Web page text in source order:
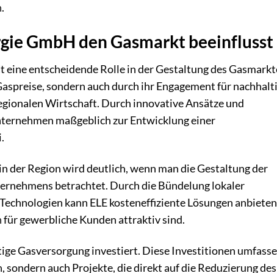
GmbH den Gasmarkt beeinflusst
eine entscheidende Rolle in der Gestaltung des
sondern auch durch ihr Engagement für
Wirtschaft. Durch innovative Ansätze und
maßgeblich zur Entwicklung einer
der Region wird deutlich, wenn man die Gestaltung der
betrachtet. Durch die Bündelung lokaler
kann ELE kosteneffiziente Lösungen
gewerbliche Kunden attraktiv sind.
Gasversorgung investiert. Diese Investitionen
auch Projekte, die direkt auf die Reduzierung des